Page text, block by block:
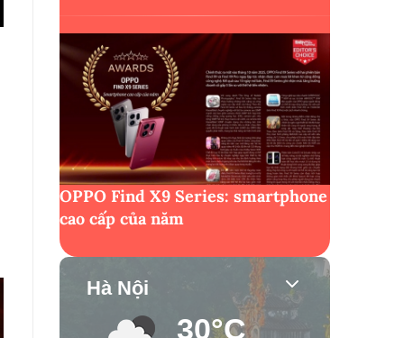
OPPO Find X9 Series: smartphone
cao cấp của năm
Hà Nội
30°C